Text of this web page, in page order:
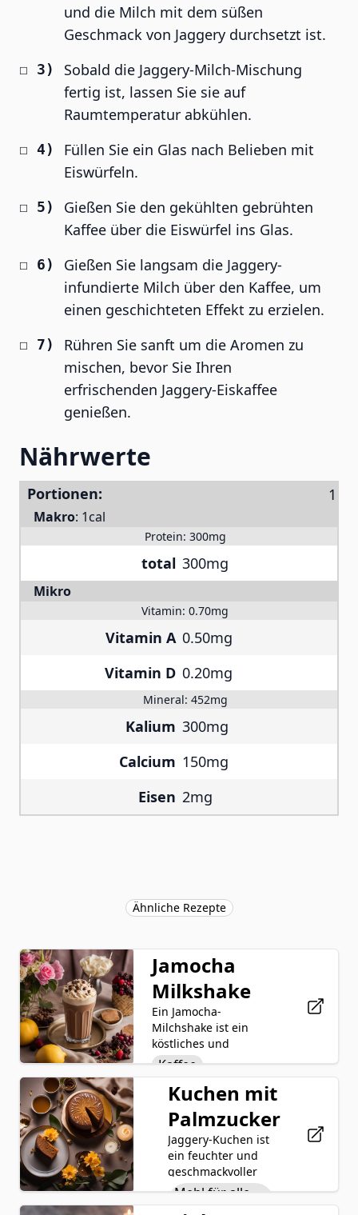
und die Milch mit dem süßen
Geschmack von Jaggery durchsetzt ist.
Sobald die Jaggery-Milch-Mischung
fertig ist, lassen Sie sie auf
Raumtemperatur abkühlen.
Füllen Sie ein Glas nach Belieben mit
Eiswürfeln.
Gießen Sie den gekühlten gebrühten
Kaffee über die Eiswürfel ins Glas.
Gießen Sie langsam die Jaggery-
infundierte Milch über den Kaffee, um
einen geschichteten Effekt zu erzielen.
Rühren Sie sanft um die Aromen zu
mischen, bevor Sie Ihren
erfrischenden Jaggery-Eiskaffee
genießen.
Nährwerte
Portionen:
Makro: 1cal
Protein: 300mg
total 300mg
Mikro
Vitamin: 0.70mg
Vitamin A 0.50mg
Vitamin D 0.20mg
Mineral: 452mg
Kalium 300mg
Calcium 150mg
Eisen 2mg
Ähnliche Rezepte
Jamocha
Milkshake
Ein Jamocha-
Milchshake ist ein
köstliches und
verwöhnendes Getränk,
das die Aromen von
Kaffee und Schokolade
süßen Genuss vereint.
Hergestellt durch das
Mischen von
reichhaltigem und
samtigem
Schokoladeneis mit
Kaffee
Schokoladen Eis
Creme
Milch
Schokoladensirup
Kuchen mit
Palmzucker
Jaggery-Kuchen ist
ein feuchter und
geschmackvoller
Nachtisch, der mit
einer einzigartigen
Mehl für alle